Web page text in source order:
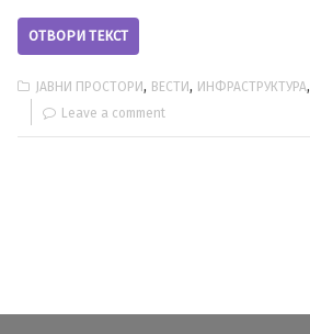
ОТВОРИ ТЕКСТ
ЈАВНИ ПРОСТОРИ, ВЕСТИ, ИНФРАСТРУКТУРА,
Leave a comment